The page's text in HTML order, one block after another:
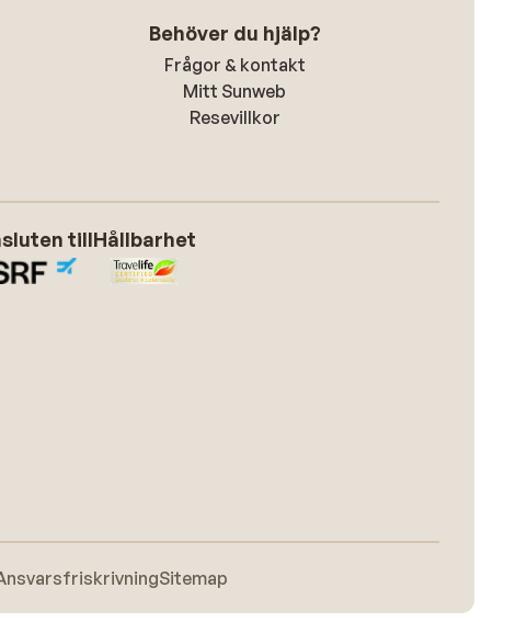
Behöver du hjälp?
Frågor & kontakt
Mitt Sunweb
Resevillkor
tillHållbarhet
Sitemap